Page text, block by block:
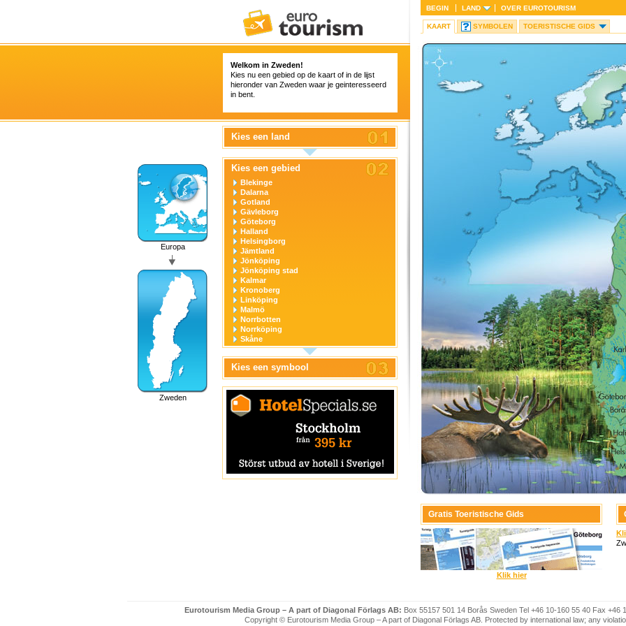
Welkom in Zweden!
Kies nu een gebied op de kaart of in de lijst
hieronder van Zweden waar je geinteresseerd
in bent.
Europa
Zweden
Kies een land
Kies een gebied
Blekinge
Dalarna
Gotland
Gävleborg
Göteborg
Halland
Helsingborg
Jämtland
Jönköping
Jönköping stad
Kalmar
Kronoberg
Linköping
Malmö
Norrbotten
Norrköping
Skåne
Stockholm
Stockholm stad
Södermanland
Uppsala
Uppsala stad
Värmland
Västerbotten
Västernorrland
Örebro stad
Östergötland
Kies een symbool
BEGIN LAND OVER EUROTOURISM
KAART SYMBOLEN TOERISTISCHE GIDS
Gratis Toeristische Gids
Klik hier
Eurotourism Media Group – A part of Diagonal Förlags AB: Box 55157 501 14 Borås Sweden Tel +46 10-160 55 40 Fax +46
Copyright © Eurotourism Media Group – A part of Diagonal Förlags AB. Protected by international law; any